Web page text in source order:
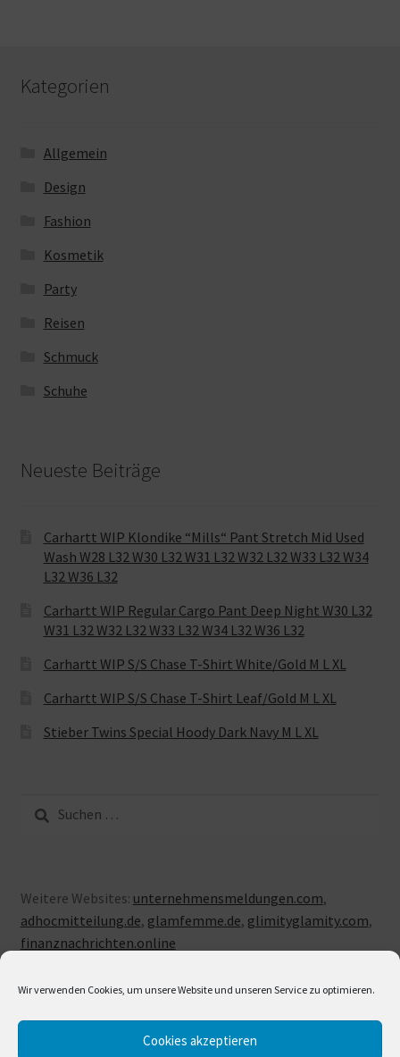
Wir verwenden Cookies, um unsere Website und unseren Service zu optimieren.
Cookies akzeptieren
Kategorien
Allgemein
Design
Fashion
Kosmetik
Party
Reisen
Schmuck
Schuhe
Neueste Beiträge
Carhartt WIP Klondike “Mills“ Pant Stretch Mid Used
Wash W28 L32 W30 L32 W31 L32 W32 L32 W33 L32 W34
L32 W36 L32
Carhartt WIP Regular Cargo Pant Deep Night W30 L32
W31 L32 W32 L32 W33 L32 W34 L32 W36 L32
Carhartt WIP S/S Chase T-Shirt White/Gold M L XL
Carhartt WIP S/S Chase T-Shirt Leaf/Gold M L XL
Stieber Twins Special Hoody Dark Navy M L XL
Suche
nach:
Weitere Websites: unternehmensmeldungen.com,
adhocmitteilung.de, glamfemme.de, glimityglamity.com,
finanznachrichten.online